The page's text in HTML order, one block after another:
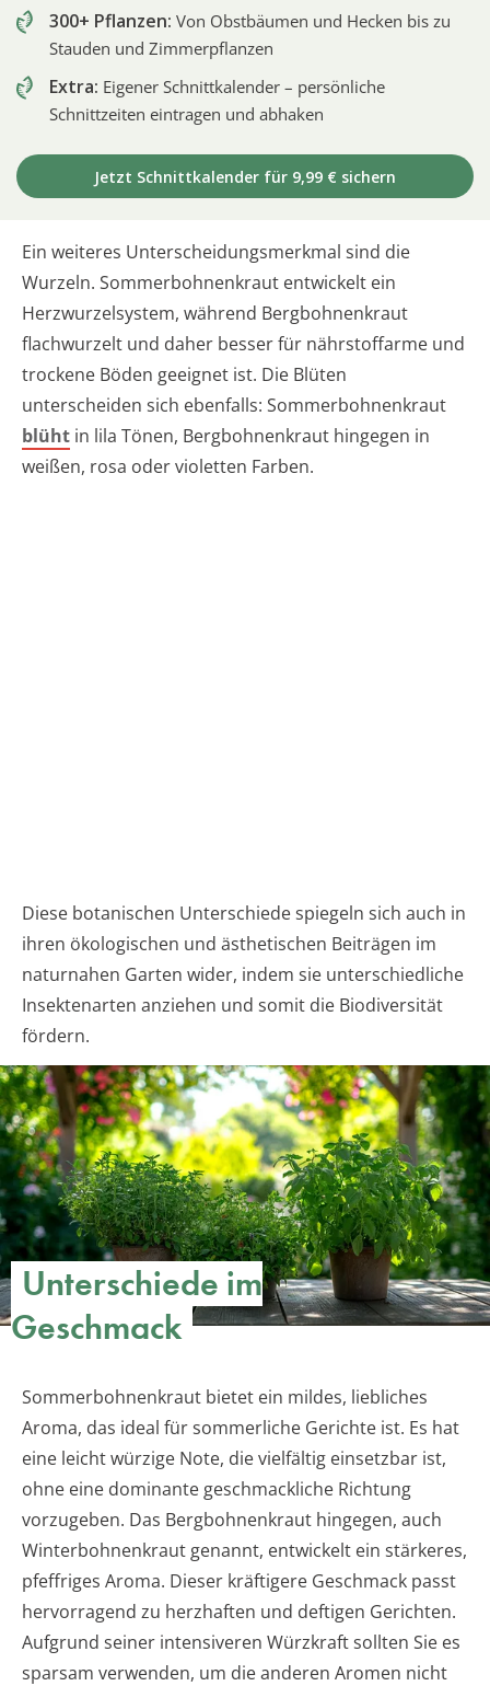
300+ Pflanzen: Von Obstbäumen und Hecken bis zu
Stauden und Zimmerpflanzen
Extra: Eigener Schnittkalender – persönliche
Schnittzeiten eintragen und abhaken
Jetzt Schnittkalender für 9,99 € sichern
Ein weiteres Unterscheidungsmerkmal sind die
Wurzeln. Sommerbohnenkraut entwickelt ein
Herzwurzelsystem, während Bergbohnenkraut
flachwurzelt und daher besser für nährstoffarme und
trockene Böden geeignet ist. Die Blüten
unterscheiden sich ebenfalls: Sommerbohnenkraut
blüht in lila Tönen, Bergbohnenkraut hingegen in
weißen, rosa oder violetten Farben.
Diese botanischen Unterschiede spiegeln sich auch in
ihren ökologischen und ästhetischen Beiträgen im
naturnahen Garten wider, indem sie unterschiedliche
Insektenarten anziehen und somit die Biodiversität
fördern.
Unterschiede im
Geschmack
Sommerbohnenkraut bietet ein mildes, liebliches
Aroma, das ideal für sommerliche Gerichte ist. Es hat
eine leicht würzige Note, die vielfältig einsetzbar ist,
ohne eine dominante geschmackliche Richtung
vorzugeben. Das Bergbohnenkraut hingegen, auch
Winterbohnenkraut genannt, entwickelt ein stärkeres,
pfeffriges Aroma. Dieser kräftigere Geschmack passt
hervorragend zu herzhaften und deftigen Gerichten.
Aufgrund seiner intensiveren Würzkraft sollten Sie es
sparsam verwenden, um die anderen Aromen nicht